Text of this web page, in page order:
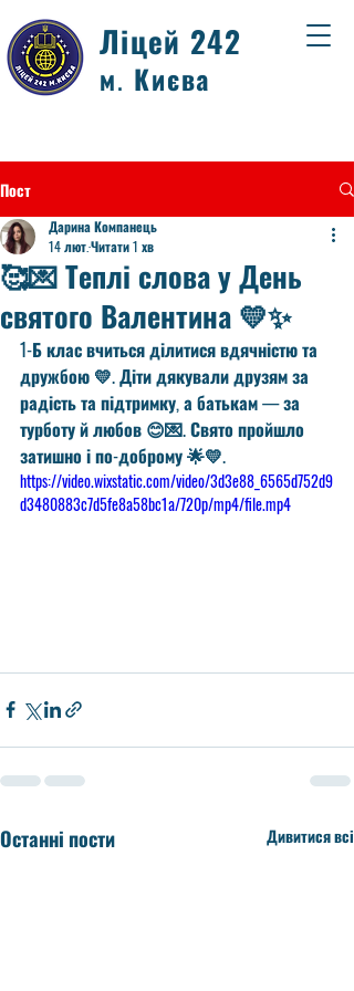
м. Києва
Ліцей 242
Пост
🥰💌 Теплі слова у День
святого Валентина 💛✨
Дарина Компанець
14 лют. Читати 1 хв
1-Б клас вчиться ділитися вдячністю та
дружбою 💛. Діти дякували друзям за
радість та підтримку, а батькам — за
турботу й любов 😊💌. Свято пройшло
затишно і по-доброму 🌟💛.
https://video.wixstatic.com/video/3d3e88_6565d752d9
d3480883c7d5fe8a58bc1a/720p/mp4/file.mp4
Останні пости Дивитися всі